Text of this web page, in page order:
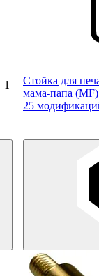
1
Стойка для
мама-папа
25